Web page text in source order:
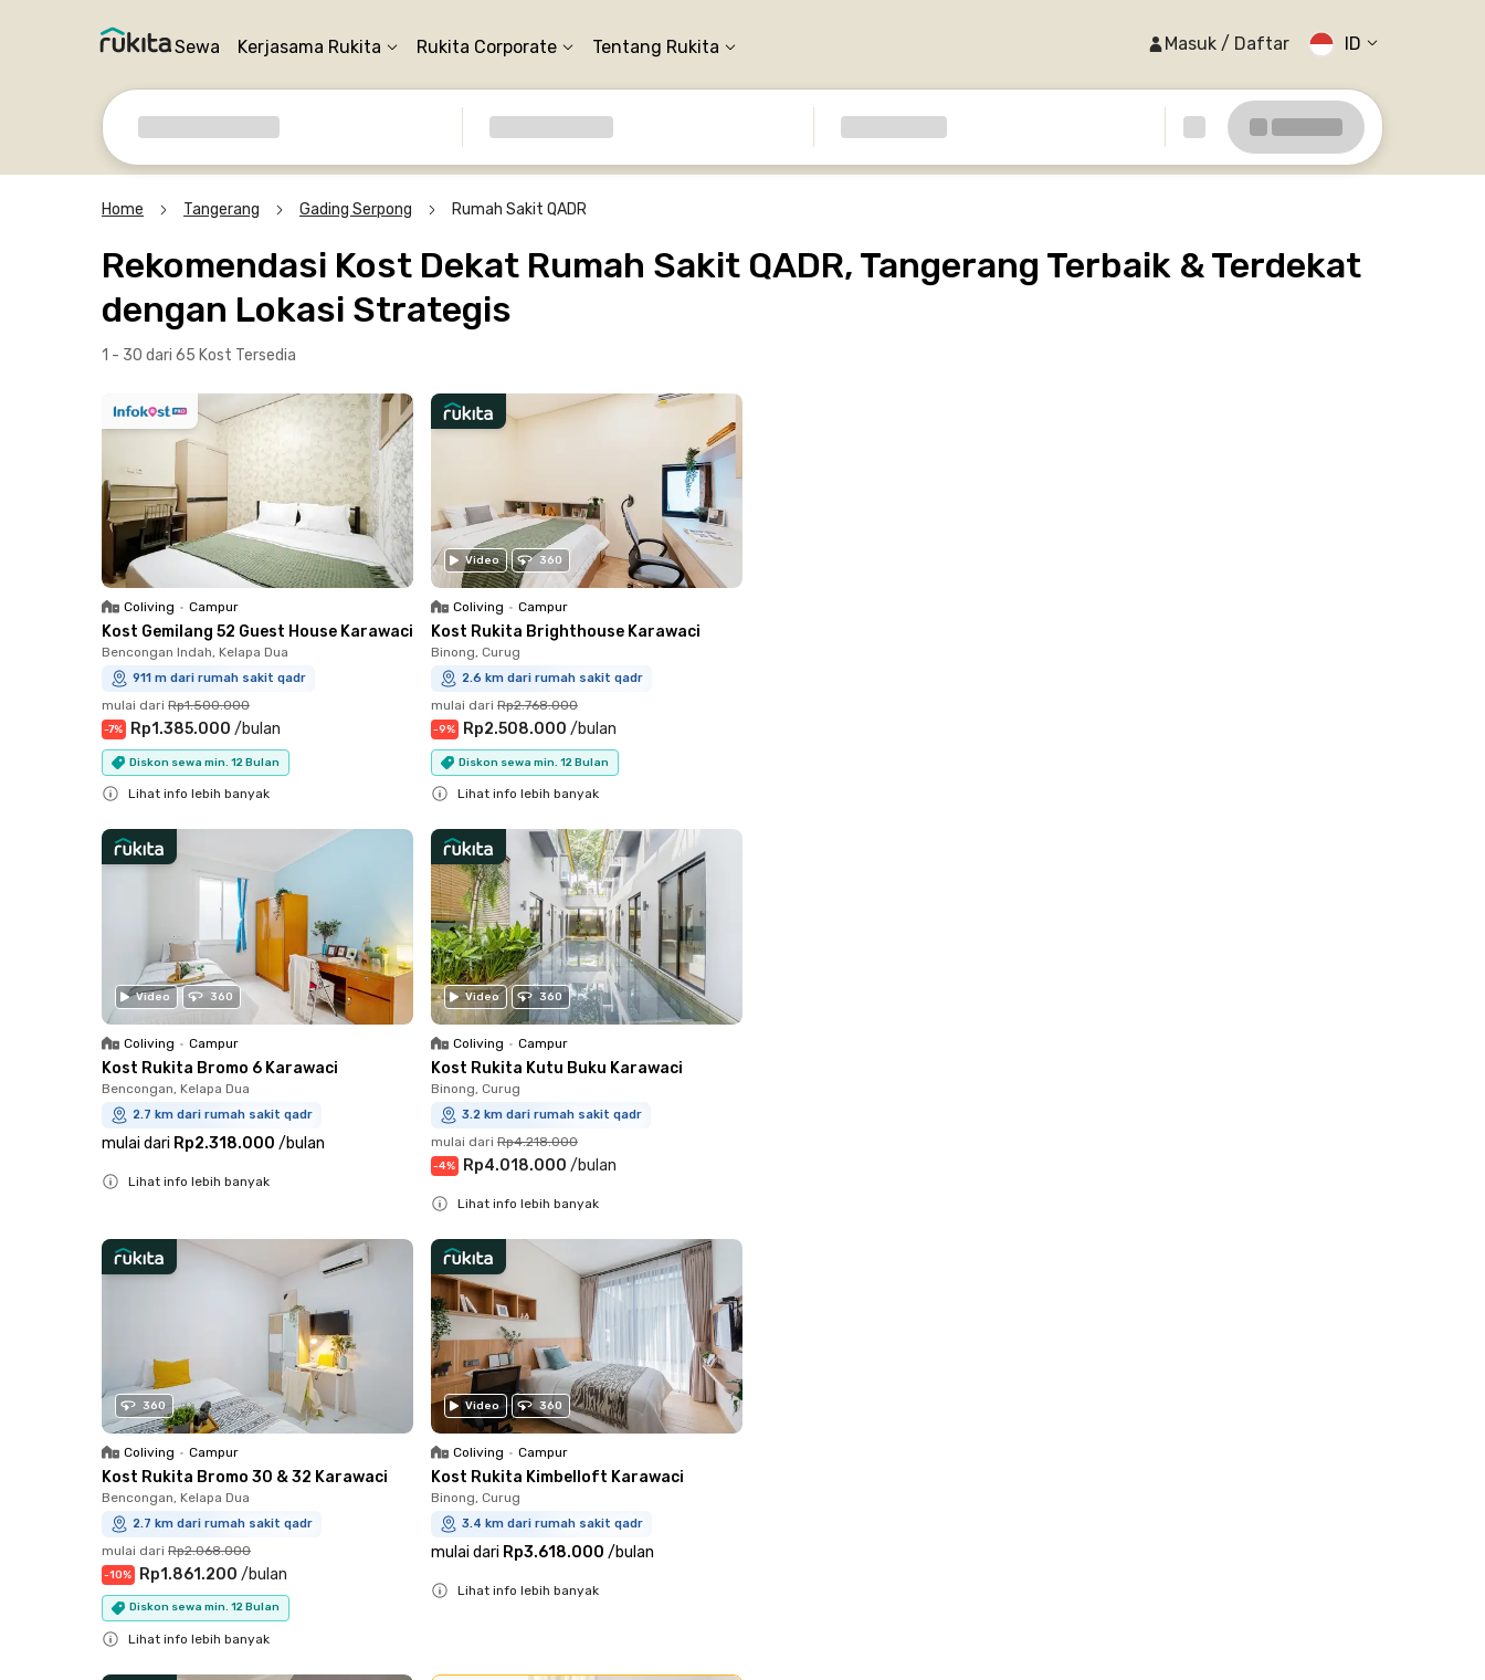
Sewa Kerjasama Rukita Rukita Corporate Tentang Rukita Masuk / Daftar ID
Home Tangerang Gading Serpong Rumah Sakit QADR
Rekomendasi Kost Dekat Rumah Sakit QADR, Tangerang Terbaik & Terdekat
dengan Lokasi Strategis
1 - 30 dari 65 Kost Tersedia
Coliving • Campur
Kost Gemilang 52 Guest House Karawaci
Bencongan Indah, Kelapa Dua
911 m dari rumah sakit qadr
mulai dari Rp1.500.000
-7% Rp1.385.000 /bulan
Diskon sewa min. 12 Bulan
Lihat info lebih banyak
Video 360
Coliving • Campur
Kost Rukita Brighthouse Karawaci
Binong, Curug
2.6 km dari rumah sakit qadr
mulai dari Rp2.768.000
-9% Rp2.508.000 /bulan
Diskon sewa min. 12 Bulan
Lihat info lebih banyak
Video 360
Coliving • Campur
Kost Rukita Bromo 6 Karawaci
Bencongan, Kelapa Dua
2.7 km dari rumah sakit qadr
mulai dari Rp2.318.000 /bulan
Lihat info lebih banyak
Video 360
Coliving • Campur
Kost Rukita Kutu Buku Karawaci
Binong, Curug
3.2 km dari rumah sakit qadr
mulai dari Rp4.218.000
-4% Rp4.018.000 /bulan
Lihat info lebih banyak
360
Coliving • Campur
Kost Rukita Bromo 30 & 32 Karawaci
Bencongan, Kelapa Dua
2.7 km dari rumah sakit qadr
mulai dari Rp2.068.000
-10% Rp1.861.200 /bulan
Diskon sewa min. 12 Bulan
Lihat info lebih banyak
Video 360
Coliving • Campur
Kost Rukita Kimbelloft Karawaci
Binong, Curug
3.4 km dari rumah sakit qadr
mulai dari Rp3.618.000 /bulan
Lihat info lebih banyak